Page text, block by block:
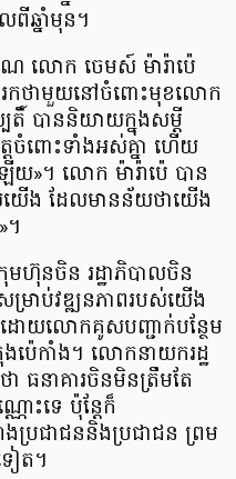
ឆ្នាំមុន។
ណេ លោក ចេមស៍ ម៉ារ៉ាប៉េ
រកថាមួយនៅចំពោះមុខលោក
តិ៍ បាននិយាយក្នុងសម្ដី
ចំពោះទាំងអស់គ្នា ហើយ
យ»។ លោក ម៉ារ៉ាប៉េ បាន
យើង ដែលមានន័យថាយើង
។
មហ៊ុនចិន រដ្ឋាភិបាលចិន
រាប់វឌ្ឍនភាពរបស់យើង
ោយលោកគូសបញ្ជាក់បន្ថែម
ប៉េកាំង។ លោកនាយករដ្ឋ
ថា ធនាគារចិនមិនត្រឹមតែ
ណោះទេ ប៉ុន្តែក៏
ប្រជាជននិងប្រជាជន ព្រម
ៀត។